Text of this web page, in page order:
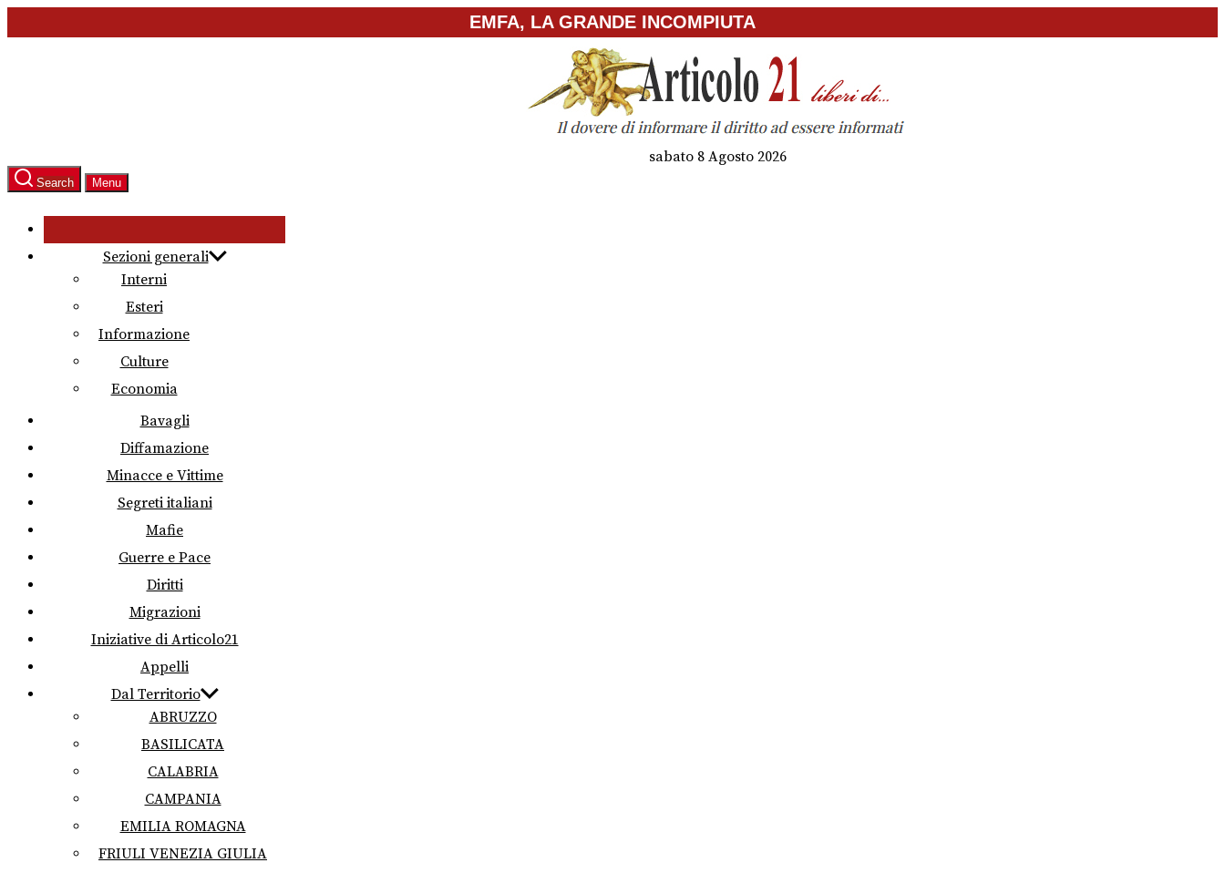
to
EMFA, LA GRANDE INCOMPIUTA
sabato 8 Agosto 2026
Search Menu
Sezioni generali
Interni
Esteri
Informazione
Culture
Economia
Bavagli
Diffamazione
Minacce e Vittime
Segreti italiani
Mafie
Guerre e Pace
Diritti
Migrazioni
Iniziative di Articolo21
Appelli
Dal Territorio
ABRUZZO
BASILICATA
CALABRIA
CAMPANIA
EMILIA ROMAGNA
FRIULI VENEZIA GIULIA